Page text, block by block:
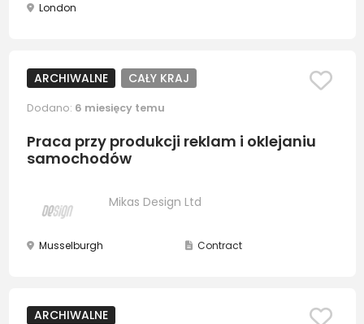
London
ARCHIWALNE CAŁY KRAJ
Dodano: 6 miesięcy temu
Praca przy produkcji reklam i oklejaniu
samochodów
Mikas Design Ltd
Musselburgh Contract
ARCHIWALNE